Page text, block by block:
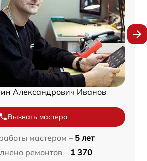
Александрович Иванов
Вызвать мастера
мастером – 5 лет
ремонтов – 1 370